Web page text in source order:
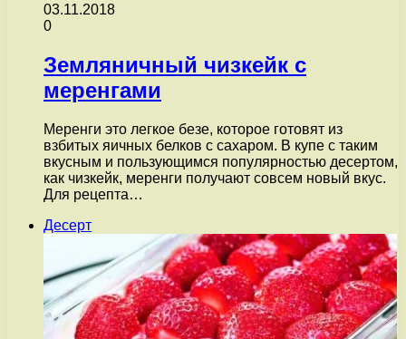
03.11.2018
0
Земляничный чизкейк с
меренгами
Меренги это легкое безе, которое готовят из
взбитых яичных белков с сахаром. В купе с таким
вкусным и пользующимся популярностью десертом,
как чизкейк, меренги получают совсем новый вкус.
Для рецепта…
Десерт